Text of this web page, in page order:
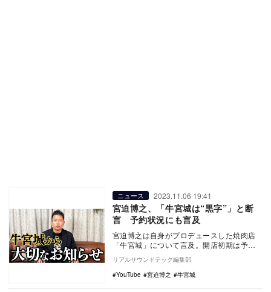
ニュース 2023.11.06 19:41
宮迫博之、「牛宮城は“黒字”」と断
言 予約状況にも言及
宮迫博之は自身がプロデュースした焼肉店
「牛宮城」について言及。開店初期は予約
が困難だったが、現在は落ち着いて予約が
取れると語り、…
リアルサウンドテック編集部
YouTube
宮迫博之 牛宮城